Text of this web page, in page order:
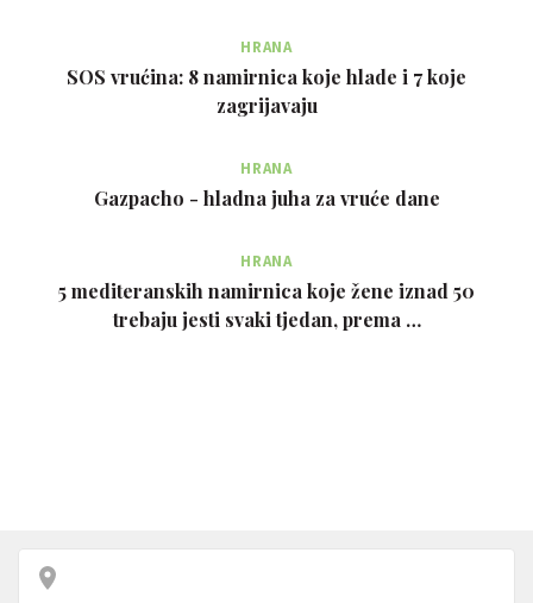
HRANA
SOS vrućina: 8 namirnica koje hlade i 7 koje
zagrijavaju
HRANA
Gazpacho - hladna juha za vruće dane
HRANA
5 mediteranskih namirnica koje žene iznad 50
trebaju jesti svaki tjedan, prema …